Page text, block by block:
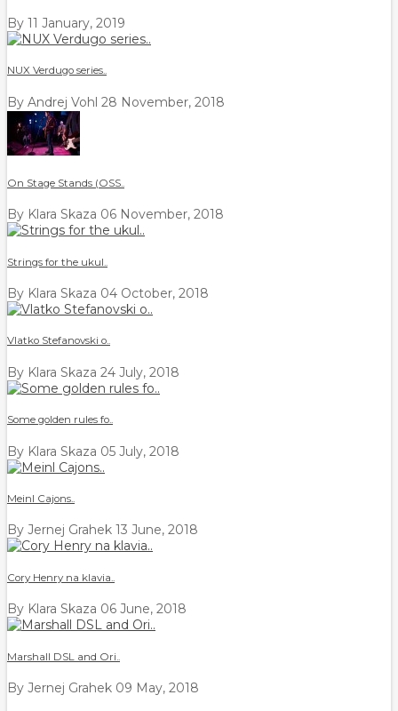
By 11 January, 2019
NUX Verdugo series..
By Andrej Vohl 28 November, 2018
On Stage Stands (OSS..
By Klara Skaza 06 November, 2018
Strings for the ukul..
By Klara Skaza 04 October, 2018
Vlatko Stefanovski o..
By Klara Skaza 24 July, 2018
Some golden rules fo..
By Klara Skaza 05 July, 2018
Meinl Cajons..
By Jernej Grahek 13 June, 2018
Cory Henry na klavia..
By Klara Skaza 06 June, 2018
Marshall DSL and Ori..
By Jernej Grahek 09 May, 2018